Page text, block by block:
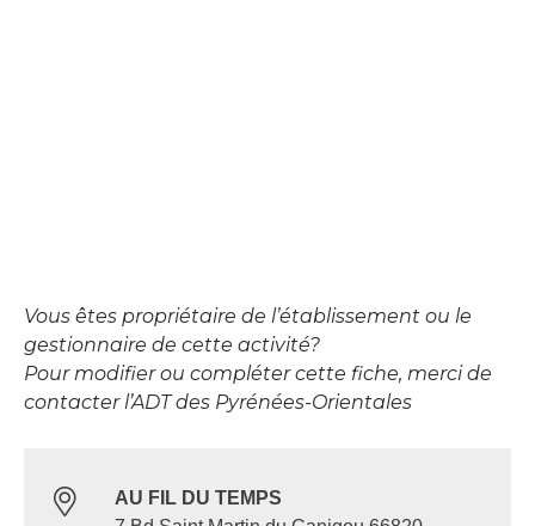
Vous êtes propriétaire de l’établissement ou le
gestionnaire de cette activité?
Pour modifier ou compléter cette fiche, merci de
contacter l’ADT des Pyrénées-Orientales
AU FIL DU TEMPS